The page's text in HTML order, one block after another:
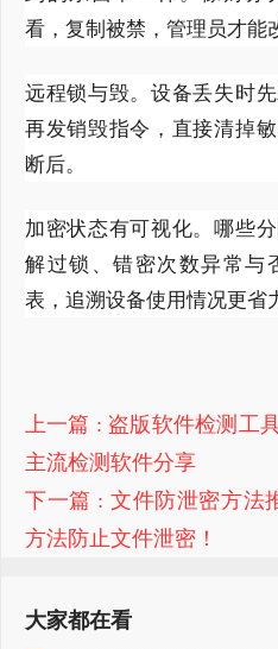
看，复制被禁，管理员才能
远程锁与毁。设备丢失时
再发销毁指令，直接清掉
断后。
加密状态有可视化。哪些
解过锁、错密次数异常与
表，追溯设备使用情况更省
上一篇 : 盗版软件检测工
主流检测软件分享
下一篇 : 文件防泄密方法
方法防止文件泄密！
大家都在看